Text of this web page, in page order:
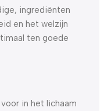
ingrediënten
en het welzijn
ten goede
in het lichaam